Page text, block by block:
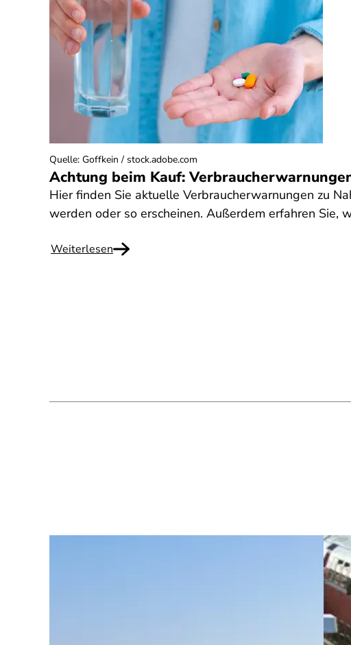
Achtung beim Kauf:
Hier finden Sie aktuelle Verbraucherwarnungen zu
werden oder so erscheinen. Außerdem erfahren Sie,
Weiterlesen
Quelle: Goffkein / stock.adobe.com